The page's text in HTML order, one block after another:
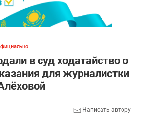
в суд ходатайство о
для журналистки
Написать автору